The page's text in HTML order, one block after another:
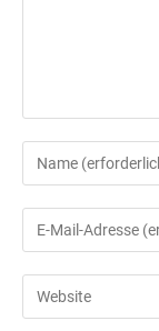
Gib
deinen
Namen
oder
zum
Kommentieren
Gib
deine
E-
Mail-
Gib
deine